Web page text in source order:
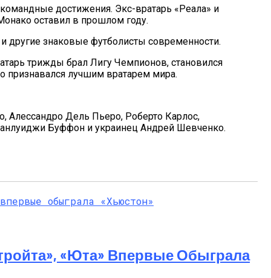
достижения. Экс-вратарь «Реала» и
оставил в прошлом году.
другие знаковые футболисты современности.
трижды брал Лигу Чемпионов, становился
лучшим вратарем мира.
Алессандро Дель Пьеро, Роберто Карлос,
Буффон и украинец Андрей Шевченко.
«Юта» Впервые Обыграла